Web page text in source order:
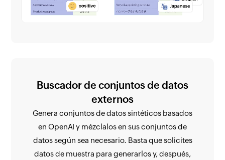
Buscador de conjuntos de datos
externos
Genera conjuntos de datos sintéticos basados
en OpenAI y mézclalos en sus conjuntos de
datos según sea necesario. Basta que solicites
datos de muestra para generarlos y, después,